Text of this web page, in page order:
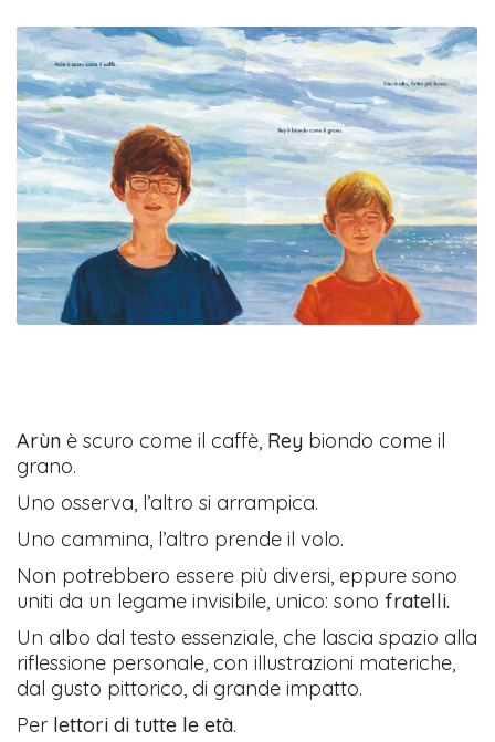
Arùn è scuro come il caffè, Rey biondo come il
grano.
Uno osserva, l’altro si arrampica.
Uno cammina, l’altro prende il volo.
Non potrebbero essere più diversi, eppure sono
uniti da un legame invisibile, unico: sonofratelli.
Un albo dal testo essenziale, che lascia spazio alla
riflessione personale, con illustrazioni materiche,
dal gusto pittorico, di grande impatto.
Per lettori di tutte le età.